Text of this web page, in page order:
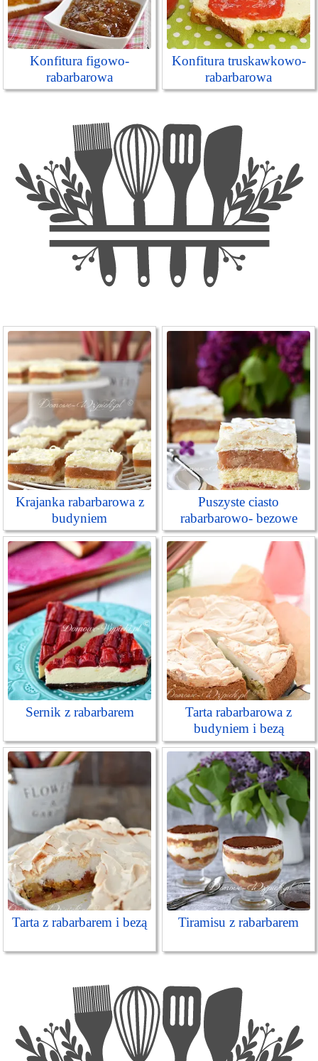
Konfitura figowo-
rabarbarowa
Konfitura truskawkowo-
rabarbarowa
Krajanka rabarbarowa z
budyniem
Puszyste ciasto
rabarbarowo- bezowe
Sernik z rabarbarem
Tarta rabarbarowa z
budyniem i bezą
Tarta z rabarbarem i bezą Tiramisu z rabarbarem